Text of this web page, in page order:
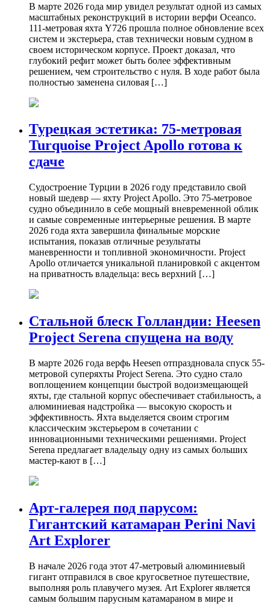
В марте 2026 года мир увидел результат одной из самых
масштабных реконструкций в истории верфи Oceanco.
111-метровая яхта Y726 прошла полное обновление всех
систем и экстерьера, став технически новым судном в
своем историческом корпусе. Проект доказал, что
глубокий рефит может быть более эффективным
решением, чем строительство с нуля. В ходе работ была
полностью заменена силовая […]
Турецкая эстетика: 75-метровая
Turquoise Project Apollo готова к
сдаче
Судостроение Турции в 2026 году представило свой
новый шедевр — яхту Project Apollo. Это 75-метровое
судно объединило в себе мощный вневременной облик
и самые современные интерьерные решения. В марте
2026 года яхта завершила финальные морские
испытания, показав отличные результаты
маневренности и топливной экономичности. Project
Apollo отличается уникальной планировкой с акцентом
на приватность владельца: весь верхний […]
Стальной блеск Голландии: Heesen
Project Serena спущена на воду
В марте 2026 года верфь Heesen отпраздновала спуск 55-
метровой суперяхты Project Serena. Это судно стало
воплощением концепции быстрой водоизмещающей
яхты, где стальной корпус обеспечивает стабильность, а
алюминиевая надстройка — высокую скорость и
эффективность. Яхта выделяется своим строгим
классическим экстерьером в сочетании с
инновационными техническими решениями. Project
Serena предлагает владельцу одну из самых больших
мастер-кают в […]
Арт-галерея под парусом:
Гигантский катамаран Perini Navi
Art Explorer
В начале 2026 года этот 47-метровый алюминиевый
гигант отправился в свое кругосветное путешествие,
выполняя роль плавучего музея. Art Explorer является
самым большим парусным катамараном в мире и